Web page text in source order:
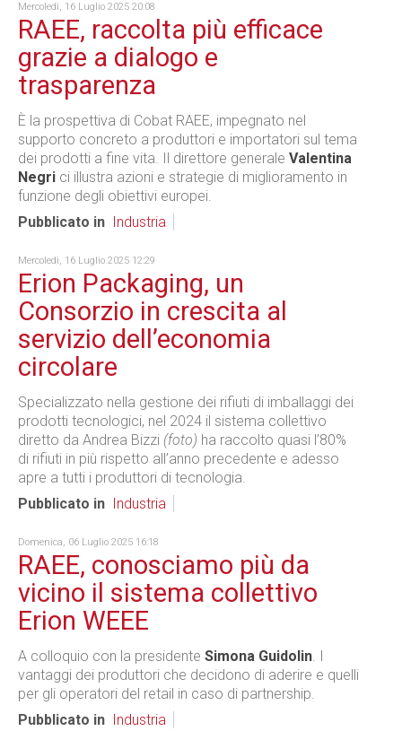
Mercoledì, 16 Luglio 2025 20:08
RAEE, raccolta più efficace
grazie a dialogo e
trasparenza
È la prospettiva di Cobat RAEE, impegnato nel
supporto concreto a produttori e importatori sul tema
dei prodotti a fine vita. Il direttore generale Valentina
Negri ci illustra azioni e strategie di miglioramento in
funzione degli obiettivi europei.
Pubblicato in
Industria
Mercoledì, 16 Luglio 2025 12:29
Erion Packaging, un
Consorzio in crescita al
servizio dell’economia
circolare
Specializzato nella gestione dei rifiuti di imballaggi dei
prodotti tecnologici, nel 2024 il sistema collettivo
diretto da Andrea Bizzi (foto) ha raccolto quasi l’80%
di rifiuti in più rispetto all’anno precedente e adesso
apre a tutti i produttori di tecnologia.
Pubblicato in
Industria
Domenica, 06 Luglio 2025 16:18
RAEE, conosciamo più da
vicino il sistema collettivo
Erion WEEE
A colloquio con la presidente Simona Guidolin. I
vantaggi dei produttori che decidono di aderire e quelli
per gli operatori del retail in caso di partnership.
Pubblicato in
Industria